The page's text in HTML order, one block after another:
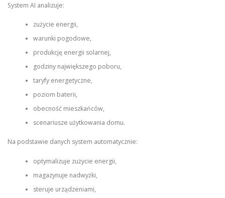
System AI analizuje:
zużycie energii,
warunki pogodowe,
produkcję energii solarnej,
godziny największego poboru,
taryfy energetyczne,
poziom baterii,
obecność mieszkańców,
scenariusze użytkowania domu.
Na podstawie danych system automatycznie:
optymalizuje zużycie energii,
magazynuje nadwyżki,
steruje urządzeniami,